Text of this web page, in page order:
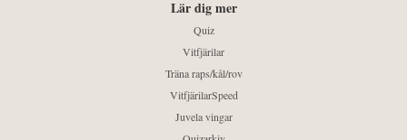
Lär dig mer
Quiz
Vitfjärilar
Träna raps/kål/rov
VitfjärilarSpeed
Juvela vingar